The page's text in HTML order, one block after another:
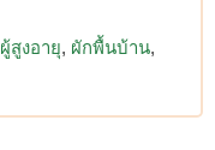
ผู้สูงอายุ ผักพื้นบ้าน